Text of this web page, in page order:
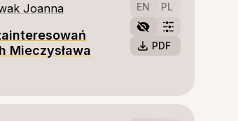
EN PL
PDF
Joanna
Mieczysława